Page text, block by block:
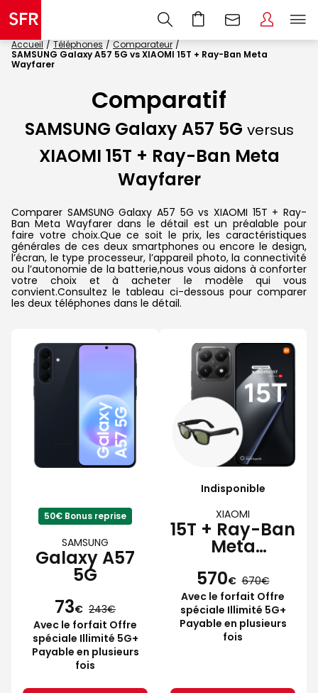
Accueil Téléphones
Comparateur
SAMSUNG Galaxy A57 5G vs XIAOMI 15T + Ray-Ban Meta
Wayfarer
Comparatif
SAMSUNG Galaxy A57 5G versus
XIAOMI 15T + Ray-Ban Meta
Wayfarer
Comparer SAMSUNG Galaxy A57 5G vs XIAOMI 15T + Ray-
Ban Meta Wayfarer dans le détail est un préalable pour
faire votre choix.Que ce soit le prix, les caractéristiques
générales de ces deux smartphones ou encore le design,
l’écran, le type processeur, l’appareil photo, la connectivité
ou l’autonomie de la batterie,nous vous aidons à conforter
votre choix et à acheter le modèle qui vous
convient.Consultez le tableau ci-dessous pour comparer
les deux téléphones dans le détail.
50€ Bonus reprise
SAMSUNG
Galaxy A57
5G
73€ 243
Avec le forfait Offre
spéciale Illimité 5G+
Payable en plusieurs
fois
Indisponible
XIAOMI
15T + Ray-Ban
Meta
570€ 670
Avec le forfait Offre
spéciale Illimité 5G+
Payable en plusieurs
fois